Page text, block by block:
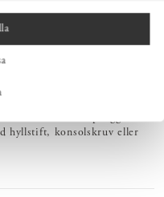
bygg ett hyllsystem för just
ek, blir det enkelt att
till vårt Sparring hyllsystem
hyllstift, konsolskruv eller